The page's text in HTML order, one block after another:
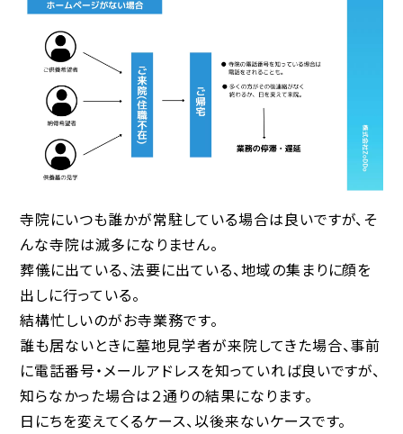
寺院にいつも誰かが常駐している場合は良いですが、そ
んな寺院は滅多になりません。
葬儀に出ている、法要に出ている、地域の集まりに顔を
出しに行っている。
結構忙しいのがお寺業務です。
誰も居ないときに墓地見学者が来院してきた場合、事前
に電話番号・メールアドレスを知っていれば良いですが、
知らなかった場合は２通りの結果になります。
日にちを変えてくるケース、以後来ないケースです。